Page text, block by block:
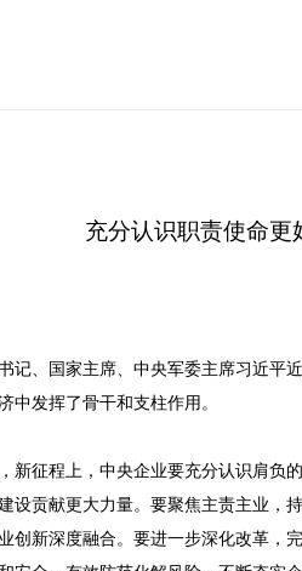
充分认识职责使命
记、国家主席、中央军委主席习近平
中发挥了骨干和支柱作用。
新征程上，中央企业要充分认识肩负
设贡献更大力量。要聚焦主责主业，
创新深度融合。要进一步深化改革，